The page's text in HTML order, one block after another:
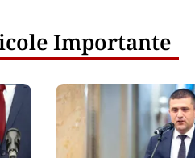
Importante